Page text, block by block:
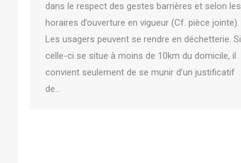
dans le respect des gestes barrières et selon les
horaires d’ouverture en vigueur (Cf. pièce jointe).
Les usagers peuvent se rendre en déchetterie. Si
celle-ci se situe à moins de 10km du domicile, il
convient seulement de se munir d’un justificatif
de…